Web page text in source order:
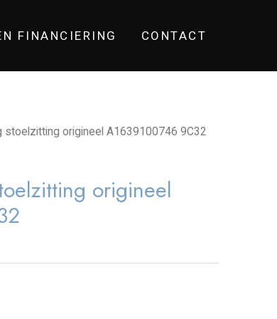
FINANCIERING CONTACT
stoelzitting origineel A1639100746 9C32
origineel